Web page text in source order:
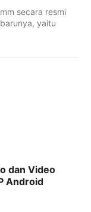
secara resmi
yaitu
dan Video
Android